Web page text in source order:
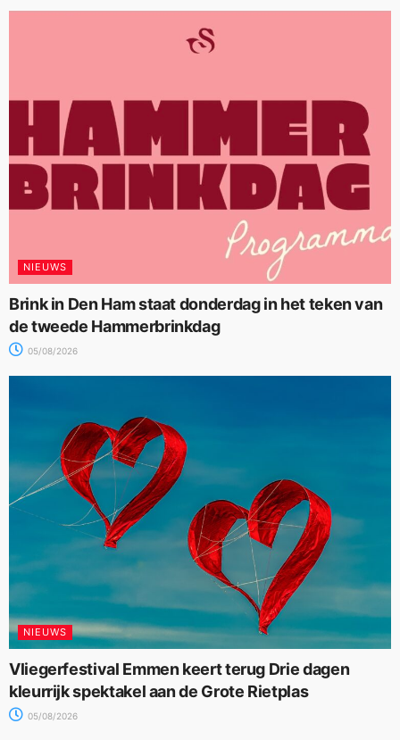
NIEUWS
Brink in Den Ham staat donderdag in het teken van
de tweede Hammerbrinkdag
05/08/2026
NIEUWS
Vliegerfestival Emmen keert terug Drie dagen
kleurrijk spektakel aan de Grote Rietplas
05/08/2026